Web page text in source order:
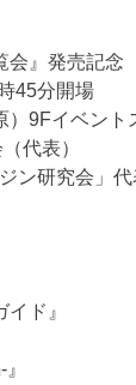
会』発売記念
45分開場
）9Fイベント
代表）
ン研究会」
ド』